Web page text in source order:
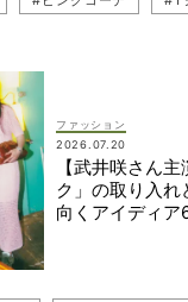
ファッション
2026.07.20
【武井咲さん
ク」の取り入れ
向くアイディア